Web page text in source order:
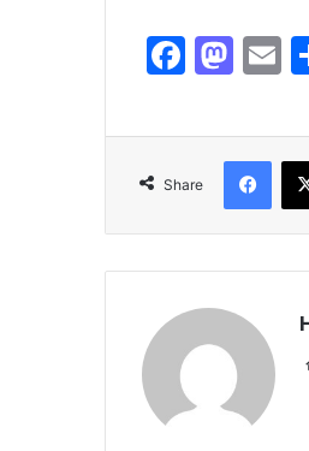
F
c
e
o
o
k
M
st
o
d
o
n
E
l
Share